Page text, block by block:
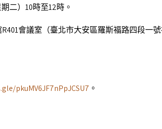
二）10時至12時。
會議室（臺北市大安區羅斯福路四段一
pkuMV6JF7nPpJCSU7 。